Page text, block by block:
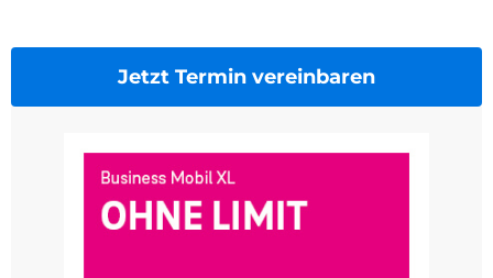
Jetzt Termin vereinbaren